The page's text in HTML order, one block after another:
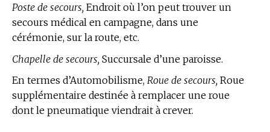
Poste de secours, Endroit où l’on peut trouver un
secours médical en campagne, dans une
cérémonie, sur la route, etc.
Chapelle de secours, Succursale d’une paroisse.
En termes d’Automobilisme, Roue de secours, Roue
supplémentaire destinée à remplacer une roue
dont le pneumatique viendrait à crever.